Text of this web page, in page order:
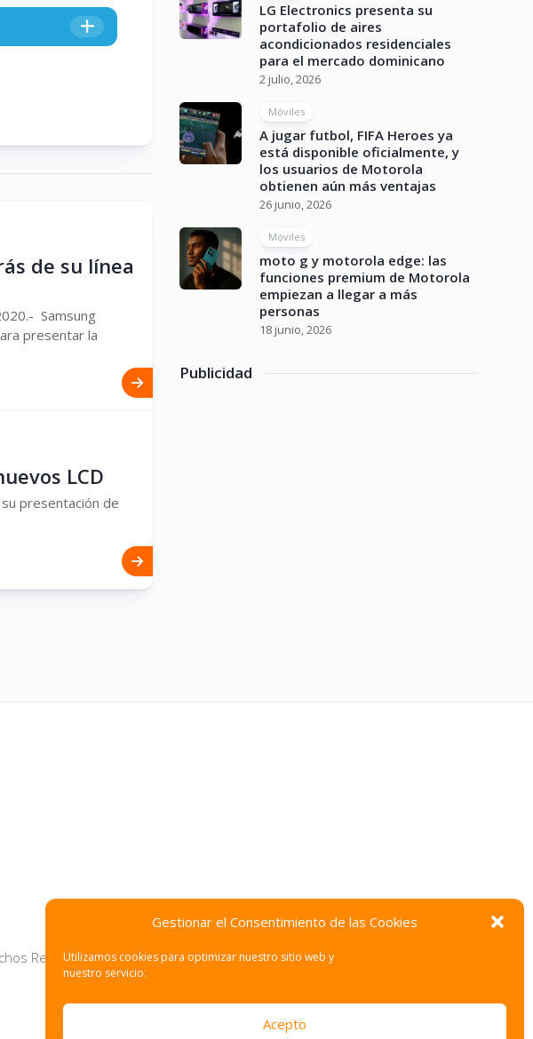
Gestionar el Consentimiento de las Cookies
Utilizamos cookies para optimizar nuestro sitio web y
nuestro servicio.
Acepto
de su línea
Samsung
presentar la
LCD
presentación de
LG Electronics presenta su
portafolio de aires
acondicionados residenciales
para el mercado dominicano
2 julio, 2026
Móviles
A jugar futbol, FIFA Heroes ya
está disponible oficialmente, y
los usuarios de Motorola
obtienen aún más ventajas
26 junio, 2026
Móviles
moto g y motorola edge: las
funciones premium de Motorola
empiezan a llegar a más
personas
18 junio, 2026
Publicidad
Reservados.